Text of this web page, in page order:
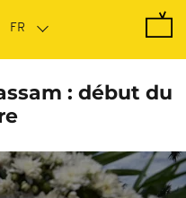
: début du